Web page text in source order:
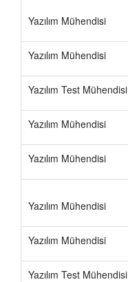
Yazılım Mühendisi
Yazılım Mühendisi
Yazılım Test Mühendisi
Yazılım Mühendisi
Yazılım Mühendisi
Yazılım Mühendisi
Yazılım Mühendisi
Yazılım Test Mühendisi